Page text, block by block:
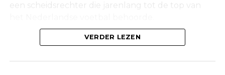
een scheidsrechter die jarenlang tot de top van
Onderzoek na vondst in woning
Maandag werd in een woning aan de Korte
VERDER LEZEN